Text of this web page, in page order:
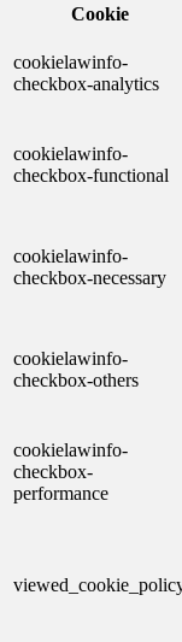
Cookie
cookielawinfo-
checkbox-analytics
cookielawinfo-
checkbox-functional
cookielawinfo-
checkbox-necessary
cookielawinfo-
checkbox-others
cookielawinfo-
checkbox-
performance